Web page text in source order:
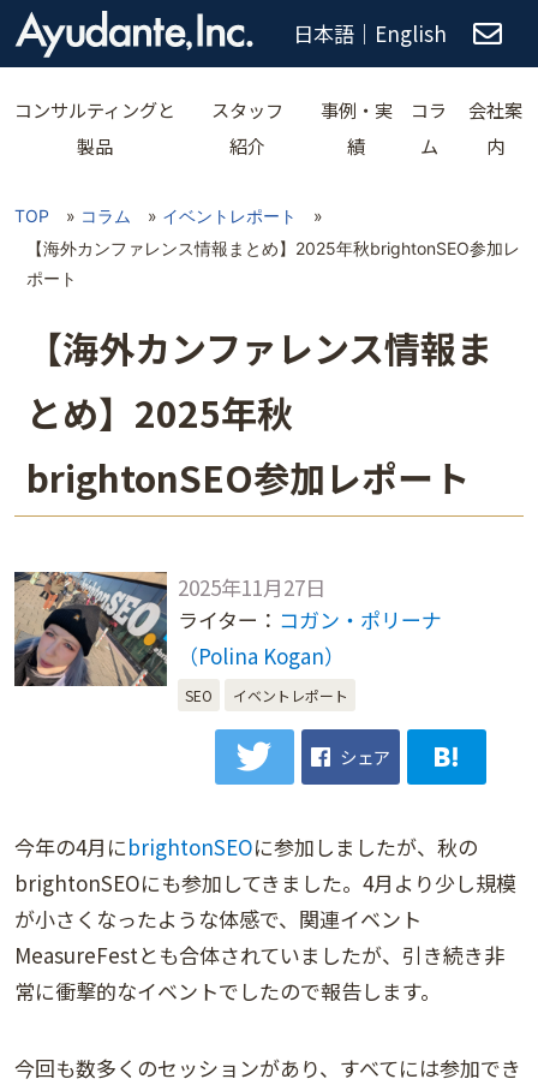
日本語 ｜ English
コンサルティングと
製品
スタッフ
紹介
事例・実
績
コラ
ム
会社案
内
TOP » コラム » イベントレポート
»
【海外カンファレンス情報まとめ】2025年秋brightonSEO参加レ
ポート
【海外カンファレンス情報ま
とめ】2025年秋
brightonSEO参加レポート
2025年11月27日
ライター： コガン・ポリーナ
（Polina Kogan）
SEO イベントレポート
シェア
今年の4月にbrightonSEOに参加しましたが、秋の
brightonSEOにも参加してきました。4月より少し規模
が小さくなったような体感で、関連イベント
MeasureFestとも合体されていましたが、引き続き非
常に衝撃的なイベントでしたので報告します。
今回も数多くのセッションがあり、すべてには参加でき